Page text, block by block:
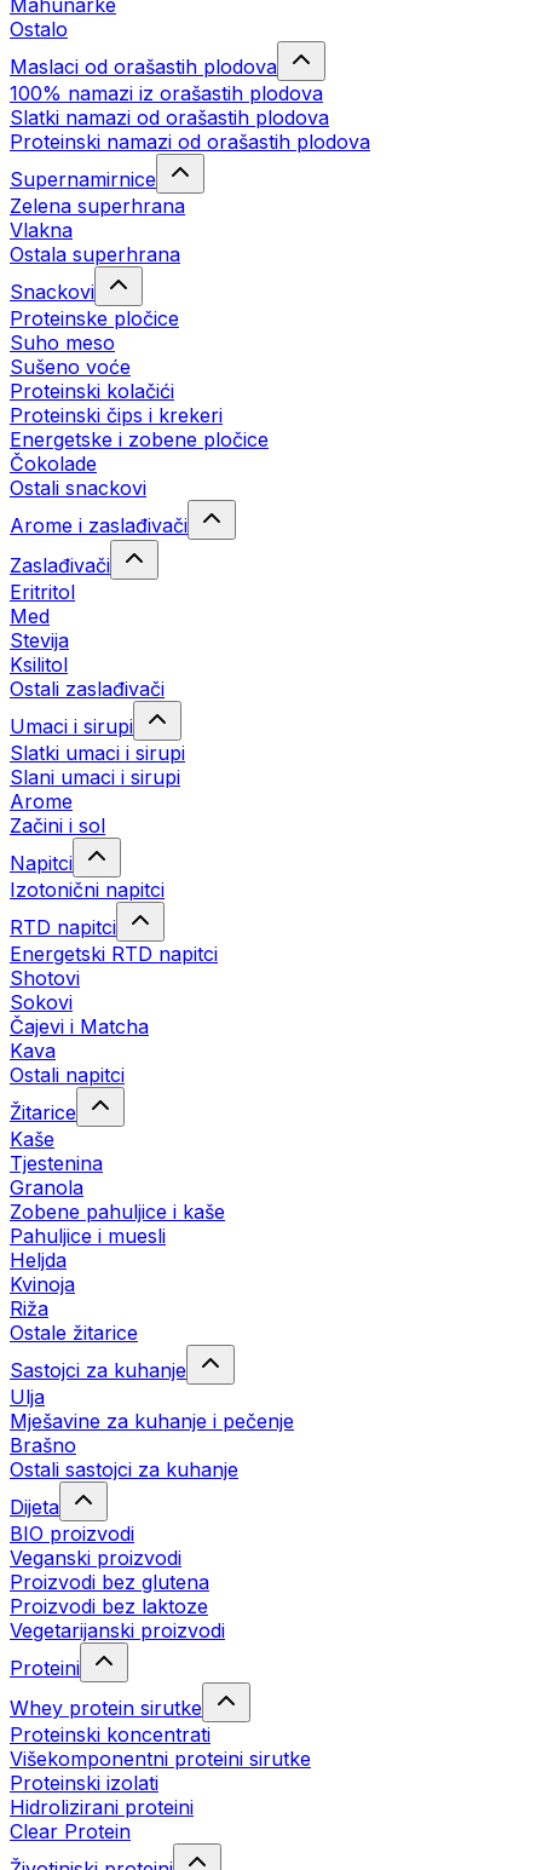
Mahunarke
Ostalo
Maslaci od orašastih plodova
100% namazi iz orašastih plodova
Slatki namazi od orašastih plodova
Proteinski namazi od orašastih plodova
Supernamirnice
Zelena superhrana
Vlakna
Ostala superhrana
Snackovi
Proteinske pločice
Suho meso
Sušeno voće
Proteinski kolačići
Proteinski čips i krekeri
Energetske i zobene pločice
Čokolade
Ostali snackovi
Arome i zaslađivači
Zaslađivači
Eritritol
Med
Stevija
Ksilitol
Ostali zaslađivači
Umaci i sirupi
Slatki umaci i sirupi
Slani umaci i sirupi
Arome
Začini i sol
Napitci
Izotonični napitci
RTD napitci
Energetski RTD napitci
Shotovi
Sokovi
Čajevi i Matcha
Kava
Ostali napitci
Žitarice
Kaše
Tjestenina
Granola
Zobene pahuljice i kaše
Pahuljice i muesli
Heljda
Kvinoja
Riža
Ostale žitarice
Sastojci za kuhanje
Ulja
Mješavine za kuhanje i pečenje
Brašno
Ostali sastojci za kuhanje
Dijeta
BIO proizvodi
Veganski proizvodi
Proizvodi bez glutena
Proizvodi bez laktoze
Vegetarijanski proizvodi
Proteini
Whey protein sirutke
Proteinski koncentrati
Višekomponentni proteini sirutke
Proteinski izolati
Hidrolizirani proteini
Clear Protein